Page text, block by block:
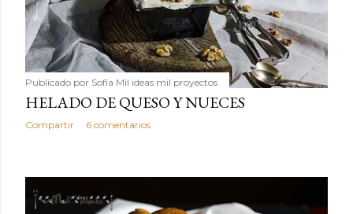
Publicado por Sofía Mil ideas mil proyectos
HELADO DE QUESO Y NUECES
Compartir 6 comentarios